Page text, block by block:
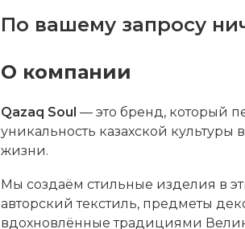
По вашему запросу
О компании
Qazaq Soul — это бренд, который
уникальность казахской
жизни.
Мы создаём стильные изделия в
авторский текстиль, предметы
вдохновлённые традициями